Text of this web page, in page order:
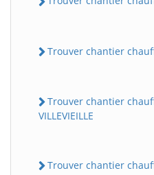
Trouver chantier
Trouver chantier
VILLEVIEILLE
Trouver chantier